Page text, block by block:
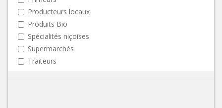
Producteurs locaux
Produits Bio
Spécialités niçoises
Supermarchés
Traiteurs